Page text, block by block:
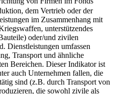
dem Vertrieb oder der
im Zusammenhang mit
unterstützendes
oder/und zivilen
Dienstleistungen umfassen
Transport und ähnliche
Bereichen. Dieser Indikator ist
auch Unternehmen fallen, die
sind (z.B. durch Transport von
die sowohl zivile als